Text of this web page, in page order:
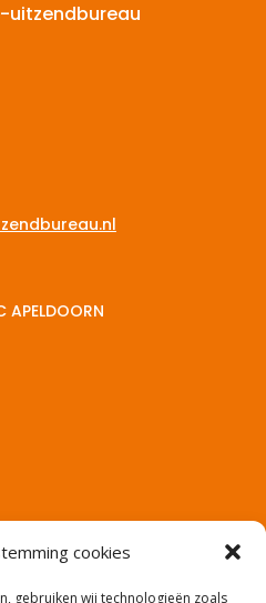
cookies
gebruiken wij technologieën zoals
uitzendbureau
APELDOORN